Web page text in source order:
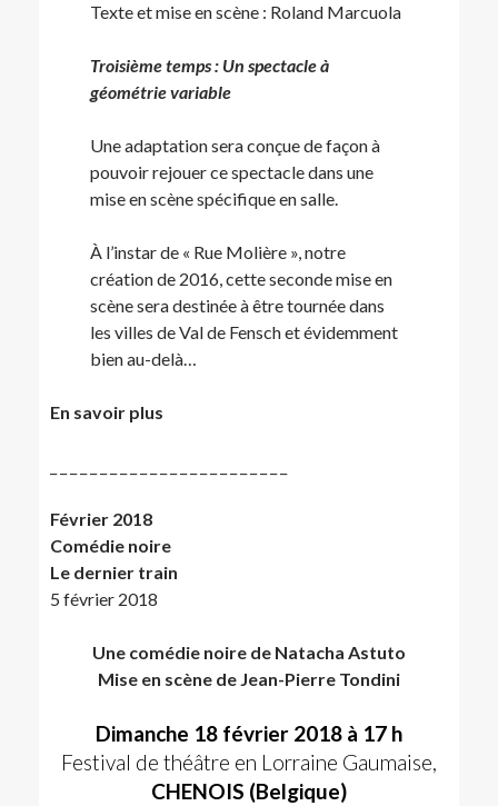
Texte et mise en scène : Roland Marcuola
Troisième temps : Un spectacle à
géométrie variable
Une adaptation sera conçue de façon à
pouvoir rejouer ce spectacle dans une
mise en scène spécifique en salle.
À l’instar de « Rue Molière », notre
création de 2016, cette seconde mise en
scène sera destinée à être tournée dans
les villes de Val de Fensch et évidemment
bien au-delà…
En savoir plus
Février 2018
Comédie noire
Le dernier train
5 février 2018
Une comédie noire de Natacha Astuto
Mise en scène de Jean-Pierre Tondini
Dimanche 18 février 2018 à 17 h
Festival de théâtre en Lorraine Gaumaise,
CHENOIS (Belgique)